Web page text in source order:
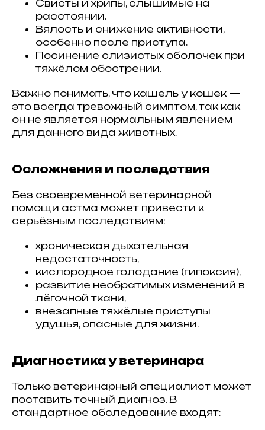
Свисты и хрипы, слышимые на
расстоянии.
Вялость и снижение активности,
особенно после приступа.
Посинение слизистых оболочек при
тяжёлом обострении.
Важно понимать, что кашель у кошек —
это всегда тревожный симптом, так как
он не является нормальным явлением
для данного вида животных.
Осложнения и последствия
Без своевременной ветеринарной
помощи астма может привести к
серьёзным последствиям:
хроническая дыхательная
недостаточность,
кислородное голодание (гипоксия),
развитие необратимых изменений в
лёгочной ткани,
внезапные тяжёлые приступы
удушья, опасные для жизни.
Диагностика у ветеринара
Только ветеринарный специалист может
поставить точный диагноз. В
стандартное обследование входят: